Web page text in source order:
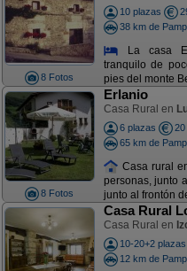
8 Fotos
10 plazas
38 km de
La casa
tranquilo de
pies del monte
8 Fotos
Erlanio
Casa Rural en
6 plazas
20
65 km de
Casa rural
personas, junto
junto al frontón
Casa Rural
Casa Rural en
10-20+2 plazas
12 km de